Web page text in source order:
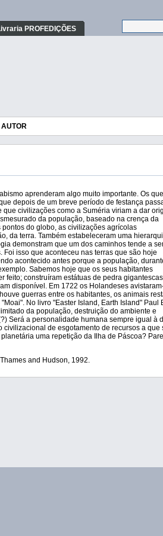
PROFEDIÇÕES
AUTOR
aprenderam algo muito importante. Os que
depois de um breve período de festança
civilizações como a Suméria viriam a dar
da população, baseado na crença da
do globo, as civilizações agrícolas
da terra. Também estabeleceram uma
demonstram que um dos caminhos tende a
isso que aconteceu nas terras que são hoje
acontecido antes porque a população,
Sabemos hoje que os seus habitantes
feito; construíram estátuas de pedra
disponível. Em 1722 os Holandeses
guerras entre os habitantes, os animais
No livro "Easter Island, Earth Island" Paul
da população, destruição do ambiente e
Será a personalidade humana sempre igual à
de esgotamento de recursos a que
uma repetição da Ilha de Páscoa?
and Hudson, 1992.